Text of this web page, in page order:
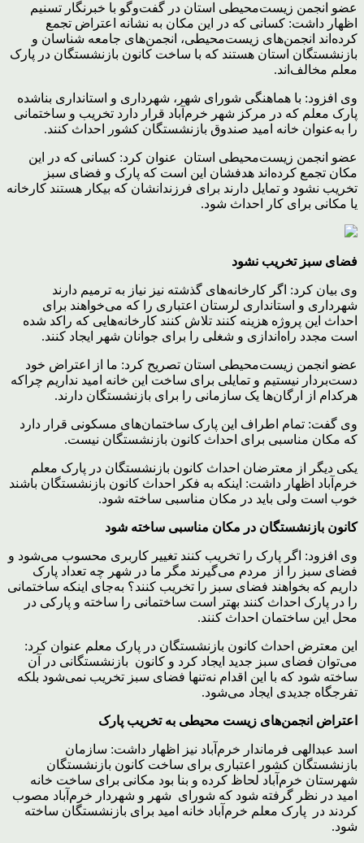
عضو انجمن زیست‌محیطی استان در گفت‌وگو با خبرنگار تسنیم
اظهار داشت: کسانی که در این مکان به نشانه اعتراض تجمع
کرده‌اند انجمن‌های زیست‌محیطی، انجمن‌های جامعه شناسان و
بازنشستگان استان هستند که با ساخت کانون بازنشستگان در پارک
معلم مخالف‌اند.
وی افزود: با هماهنگی شورای شهر، شهرداری و استانداری بناشده
پارک معلم که در مرکز شهر خرم‌آباد قرار دارد تخریب و ساختمانی
را به‌عنوان خانه امید صندوق بازنشستگان کشور احداث کنند.
عضو انجمن زیست‌محیطی استان عنوان کرد: کسانی که در این
مکان تجمع کرده‌اند هدفشان این است که پارک و فضای سبز
تخریب نشود و تمایل دارند برای فرزندانشان که بیکار هستند کارخانه
یا مکانی برای کار احداث شود.
فضای سبز تخریب نشود
وی بیان کرد: اگر کارخانه‌های گذشته نیز نیاز به ترمیم دارند
شهرداری و استانداری لرستان اعتباری را که می‌خواهند برای
احداث این پروژه هزینه کنند تلاش کنند کارخانه‌هایی که راکد شده
است مجدد راه‌اندازی و شغلی را برای جوانان شهر ایجاد کنند.
عضو انجمن زیست‌محیطی استان تصریح کرد: ما از اعتراض خود
دست‌بردار نیستیم و تمایلی برای ساخت این خانه امید نداریم چراکه
هرکدام از ارگان‌ها یک سازمانی را برای بازنشستگان دارند.
وی گفت: تمام اطراف این پارک ساختمان‌های مسکونی قرار دارد
که مکان مناسبی برای احداث کانون بازنشستگان نیست.
یکی دیگر از معترضان احداث کانون بازنشستگان در پارک معلم
خرم‌آباد اظهار داشت: اینکه به فکر احداث کانون بازنشستگان باشند
خوب است ولی باید در مکان مناسبی ساخته شود.
کانون بازنشستگان در مکان مناسبی ساخته شود
وی افزود: اگر پارک را تخریب کنند تغییر کاربری محسوب می‌شود و
فضای سبز را از مردم می‌گیرند مگر ما در شهر چه تعداد پارک
داریم که بخواهند فضای سبز را تخریب کنند؟ به‌جای اینکه ساختمانی
را در پارک احداث کنند بهتر است ساختمانی را ساخته و پارکی در
محل این ساختمان احداث کنند.
این معترض احداث کانون بازنشستگان در پارک معلم عنوان کرد:
می‌توان فضای سبز جدید ایجاد کرد و کانون بازنشستگانی در آن
ساخته شود که با این اقدام نه‌تنها فضای سبز تخریب نمی‌شود بلکه
تفرجگاه جدیدی ایجاد می‌شود.
اعتراض انجمن‌های زیست محیطی به تخریب پارک
اسد عبدالهی فرماندار خرم‌آباد نیز اظهار داشت: سازمان
بازنشستگان کشور اعتباری برای ساخت کانون بازنشستگان
شهرستان خرم‌آباد لحاظ کرده و بنا بود مکانی برای ساخت خانه
امید در نظر گرفته شود که شورای شهر و شهردار خرم‌آباد مصوب
کردند در پارک معلم خرم‌آباد خانه امید برای بازنشستگان ساخته
شود.